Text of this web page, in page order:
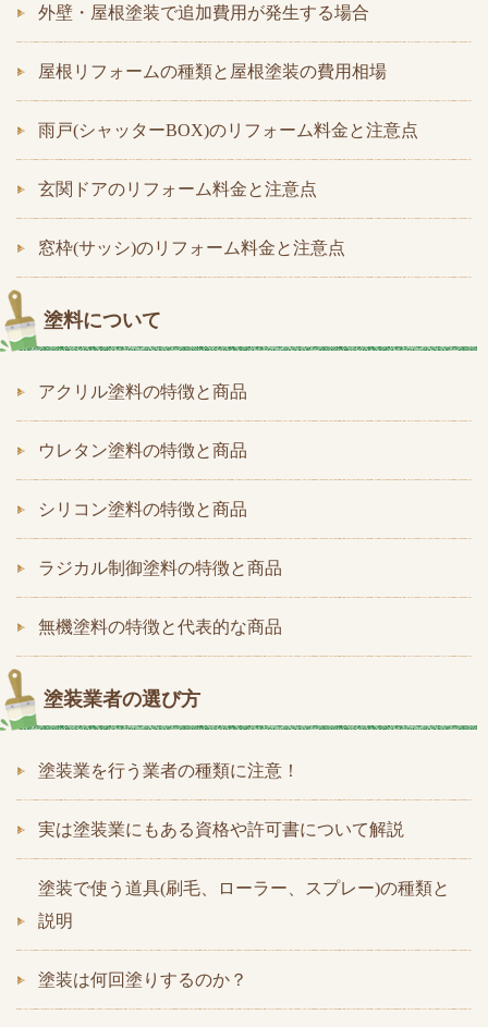
外壁・屋根塗装で追加費用が発生する場合
屋根リフォームの種類と屋根塗装の費用相場
雨戸(シャッターBOX)のリフォーム料金と注意点
玄関ドアのリフォーム料金と注意点
窓枠(サッシ)のリフォーム料金と注意点
塗料について
アクリル塗料の特徴と商品
ウレタン塗料の特徴と商品
シリコン塗料の特徴と商品
ラジカル制御塗料の特徴と商品
無機塗料の特徴と代表的な商品
塗装業者の選び方
塗装業を行う業者の種類に注意！
実は塗装業にもある資格や許可書について解説
塗装で使う道具(刷毛、ローラー、スプレー)の種類と
説明
塗装は何回塗りするのか？